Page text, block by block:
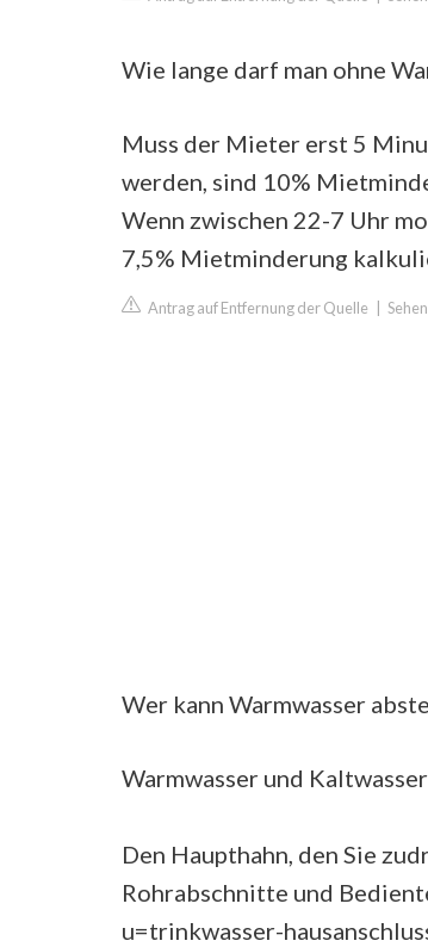
Wie lange darf man ohne
Muss der Mieter erst 5
werden, sind 10%
Wenn zwischen 22-7 Uhr
7,5% Mietminderung
Antrag auf Entfernung der Quelle
Wer kann Warmwasser
Warmwasser und
Den Haupthahn, den Sie
Rohrabschnitte und
u=trinkwasser-